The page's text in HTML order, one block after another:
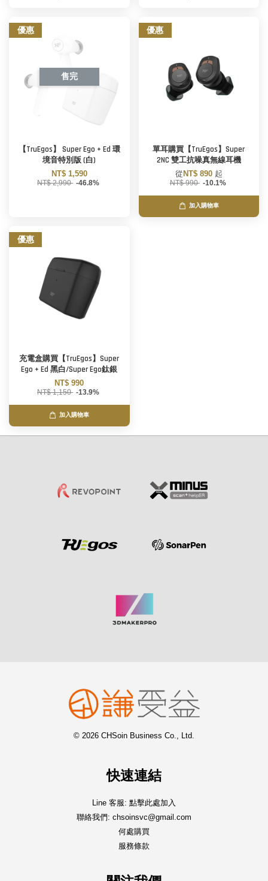
優惠
售完
【TruEgos】 Super Ego + Ed 環
境音特別版 (白)
NT$ 1,590
NT$ 2,990 -46.8%
優惠
單耳購買【TruEgos】Super
2NC 雙工抗噪真無線耳機
從 NT$ 890 起
NT$ 990 -10.1%
加入購物車
優惠
充電盒購買【TruEgos】Super
Ego + Ed 黑白/Super Ego鈦銀
NT$ 990
NT$ 1,150 -13.9%
加入購物車
© 2026 CHSoin Business Co., Ltd.
快速連結
Line 客服: 點擊此處加入
聯絡我們: chsoinsvc@gmail.com
何處購買
服務條款